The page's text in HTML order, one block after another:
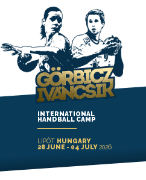
INTERNATIONAL
HANDBALL CAMP
LIPÓT HUNGARY
28 JUNE - 04 JULY2026